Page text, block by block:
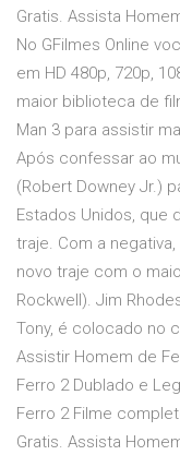
Gratis. Assista
No GFilmes Online
em HD 480p, 720p,
maior biblioteca de
Man 3 para assistir
Após confessar ao
(Robert Downey Jr.)
Estados Unidos, que
traje. Com a
novo traje com o
Rockwell). Jim
Tony, é colocado no
Assistir Homem de
Ferro 2 Dublado e
Ferro 2 Filme
Gratis. Assista